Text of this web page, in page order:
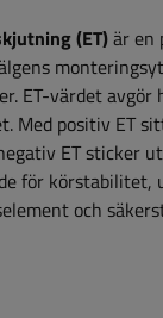
(ET)är en
ET-värdet avgör
Med positiv ET
ET sticker
för körstabilitet,
och